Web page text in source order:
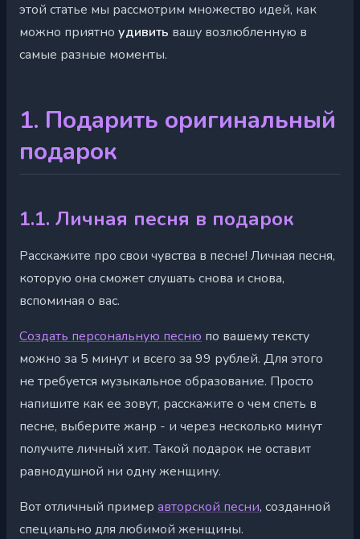
этой статье мы рассмотрим множество идей, как
можно приятно удивить вашу возлюбленную в
самые разные моменты.
1. Подарить оригинальный
подарок
1.1. Личная песня в подарок
Расскажите про свои чувства в песне! Личная песня,
которую она сможет слушать снова и снова,
вспоминая о вас.
Создать персональную песню по вашему тексту
можно за 5 минут и всего за 99 рублей. Для этого
не требуется музыкальное образование. Просто
напишите как ее зовут, расскажите о чем спеть в
песне, выберите жанр - и через несколько минут
получите личный хит. Такой подарок не оставит
равнодушной ни одну женщину.
Вот отличный пример авторской песни, созданной
специально для любимой женщины.